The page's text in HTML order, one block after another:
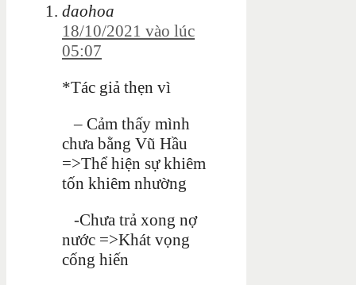
daohoa
18/10/2021 vào lúc
05:07
*Tác giả thẹn vì
– Cảm thấy mình
chưa bằng Vũ Hầu
=>Thể hiện sự khiêm
tốn khiêm nhường
-Chưa trả xong nợ
nước =>Khát vọng
cống hiến